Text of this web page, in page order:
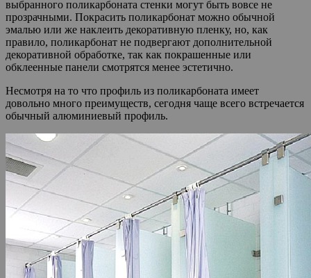
выбранного поликарбоната стенки могут быть вовсе не
прозрачными. Покрасить поликарбонат можно обычной
эмалью или же наклеить декоративную пленку, но, как
правило, поликарбонат не подвергают дополнительной
декоративной обработке, так как покрашенные или
обклеенные панели смотрятся менее эстетично.
Несмотря на то что профиль из поликарбоната имеет
довольно много преимуществ, сегодня чаще всего встречается
обычный алюминиевый профиль.